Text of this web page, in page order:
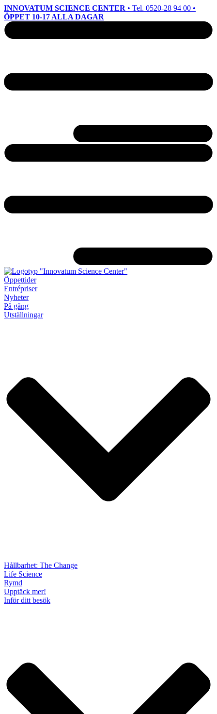
INNOVATUM SCIENCE CENTER • Tel. 0520-28 94 00 •
ÖPPET 10-17 ALLA DAGAR
Öppettider
Entrépriser
Nyheter
På gång
Utställningar
Hållbarhet: The Change
Life Science
Rymd
Upptäck mer!
Inför ditt besök